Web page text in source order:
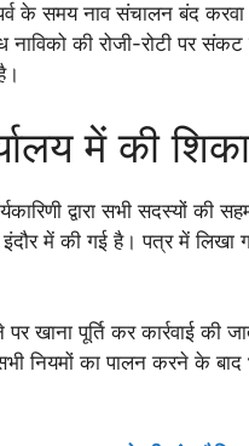
के समय नाव संचालन बंद
की रोजी-रोटी पर
में की
द्वारा सभी सदस्यों की
में की गई है। पत्र में
खाना पूर्ति कर कार्रवाई की
नियमों का पालन करने के बाद